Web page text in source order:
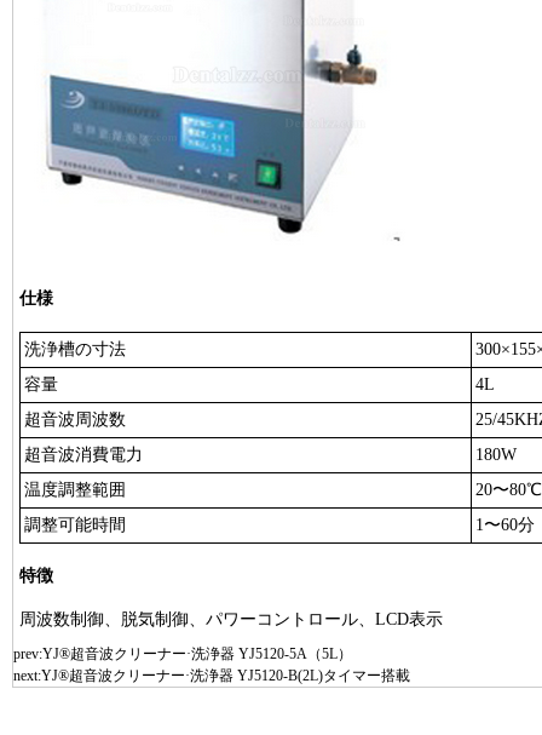
仕様
洗浄槽の寸法
容量
4L
超音波周波数
25/
超音波消費電力
180W
温度調整範囲
20〜80℃
調整可能時間
1〜60分
特徴
周波数制御、脱気制御、パワーコントロール、LCD表示
prev:YJ®超音波クリーナー·洗浄器 YJ5120-5A（5L）
next:YJ®超音波クリーナー·洗浄器 YJ5120-B(2L)タイマー搭載